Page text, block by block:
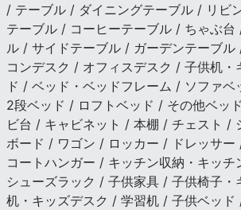
/ テーブル / ダイニングテーブル / リビ
テーブル / コーヒーテーブル / ちゃぶ台
ル / サイドテーブル / ガーデンテーブ
コンデスク / オフィスデスク / 子供机・
ド / ベッド・ベッドフレーム / ソファ
2段ベッド / ロフトベッド / その他ベッ
ビ台 / キャビネット / 本棚 / チェスト /
ボード / ワゴン / ロッカー / ドレッサー
コートハンガー / キッチン収納・キッ
シューズラック / 子供家具 / 子供椅子
机・キッズデスク / 学習机 / 子供ベッ